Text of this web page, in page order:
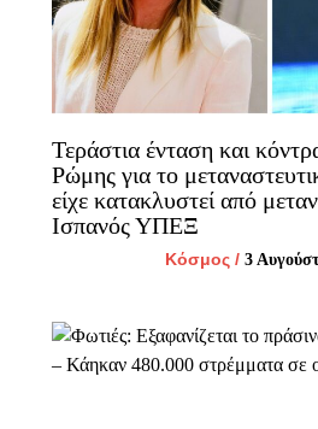
Τεράστια ένταση και
Ρώμης για το
είχε κατακλυστεί από
Ισπανός ΥΠΕΞ
Κόσμος / 3